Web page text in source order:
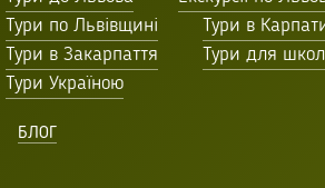
Тури по Львівщині
Тури в
Тури в Закарпаття
Тури для
Тури Україною
БЛОГ